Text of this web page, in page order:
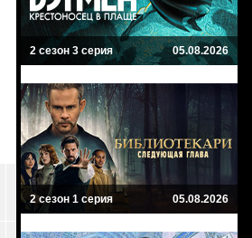
2 сезон 3 серия 05.08.2026
2 сезон 1 серия 05.08.2026